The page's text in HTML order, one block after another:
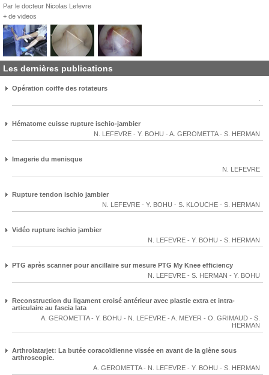
Par le docteur Nicolas Lefevre
+ de videos
Les dernières publications
Opération coiffe des rotateurs
Hématome cuisse rupture ischio-jambier
N. LEFEVRE - Y. BOHU - A. GEROMETTA- S. HERMAN
Imagerie du menisque
N. LEFEVRE
Rupture tendon ischio jambier
N. LEFEVRE - Y. BOHU - S. KLOUCHE - S. HERMAN
Vidéo rupture ischio jambier
N. LEFEVRE - Y. BOHU - S. HERMAN
PTG après scanner pour ancillaire sur mesure PTG My Knee efficiency
N. LEFEVRE - S. HERMAN - Y. BOHU
Reconstruction du ligament croisé antérieur avec plastie extra et intra-
articulaire au fascia lata
A. GEROMETTA- Y. BOHU - N. LEFEVRE - A. MEYER - O. GRIMAUD - S.
HERMAN
Arthrolatarjet: La butée coracoïdienne vissée en avant de la glène sous
arthroscopie.
A. GEROMETTA- N. LEFEVRE - Y. BOHU - S. HERMAN